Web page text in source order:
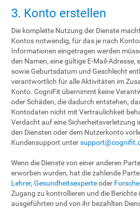
3. Konto erstellen
Die komplette Nutzung der Dienste
Kontos notwendig, für das je nach
Informationen eingetragen werden
den Namen, eine gültige E-Mail-Adresse,
sowie Geburtsdatum und Geschlecht
verantwortlich für alle Aktivitäten im
Konto. CogniFit übernimmt keine
oder Schäden, die dadurch entstehen,
Kontodaten nicht mit Vertraulichkeit
Verdacht auf eine Sicherheitsverletzung
den Diensten oder dem Nutzerkonto
Kundensupport unter
Wenn die Dienste von einer anderen
erworben wurden, hat die zahlende
Lehrer,Gesundheitsexperteoder
Zugang zu kontrollieren und die Berichte
ausgeführten und von ihr bezahlten